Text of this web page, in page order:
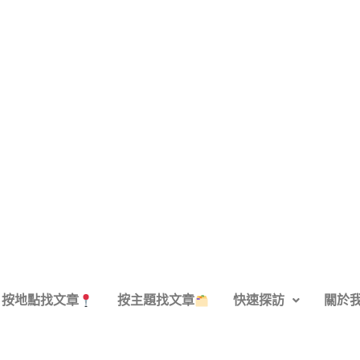
按地點找文章 按主題找文章 快速探訪 關於